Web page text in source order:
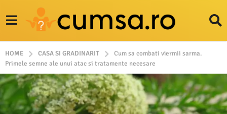
HOME CASA SI GRADINARIT
Cum sa combati viermii sarma.
Primele semne ale unui atac si tratamente necesare